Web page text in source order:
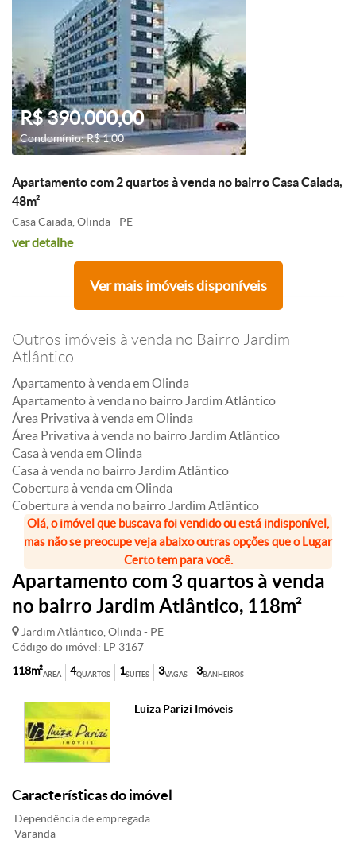
R$ 390.000,00
Condomínio: R$ 1,00
Apartamento com 2 quartos à venda no bairro Casa Caiada,
48m²
Casa Caiada, Olinda - PE
ver detalhe
Ver mais imóveis disponíveis
Outros imóveis à venda no Bairro Jardim
Atlântico
Apartamento à venda em Olinda
Apartamento à venda no bairro Jardim Atlântico
Área Privativa à venda em Olinda
Área Privativa à venda no bairro Jardim Atlântico
Casa à venda em Olinda
Casa à venda no bairro Jardim Atlântico
Cobertura à venda em Olinda
Cobertura à venda no bairro Jardim Atlântico
Olá, o imóvel que buscava foi vendido ou está indisponível,
mas não se preocupe veja abaixo outras opções que o Lugar
Certo tem para você.
Apartamento com 3 quartos à venda
no bairro Jardim Atlântico, 118m²
Jardim Atlântico, Olinda - PE
Código do imóvel: LP 3167
ÁREA
118m² QUARTOS
4 SUÍTES
1 VAGAS
3 BANHEIROS
3
Luiza Parizi Imóveis
Características do imóvel
Dependência de empregada
Varanda